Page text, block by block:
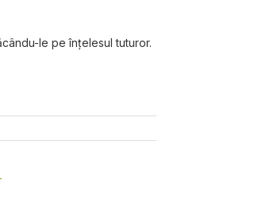
le pe înțelesul tuturor.